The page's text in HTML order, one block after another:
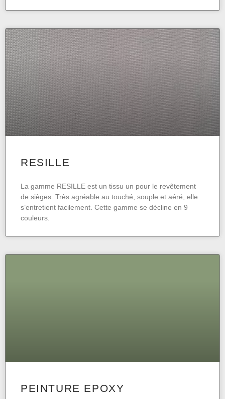
RESILLE
La gamme RESILLE est un tissu un pour le revêtement
de sièges. Très agréable au touché, souple et aéré, elle
s’entretient facilement. Cette gamme se décline en 9
couleurs.
PEINTURE EPOXY